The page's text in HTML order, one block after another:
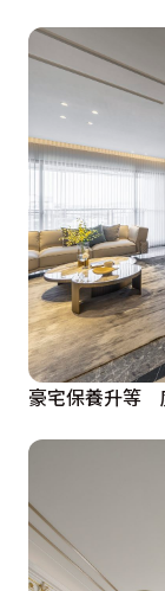
豪宅保養升等